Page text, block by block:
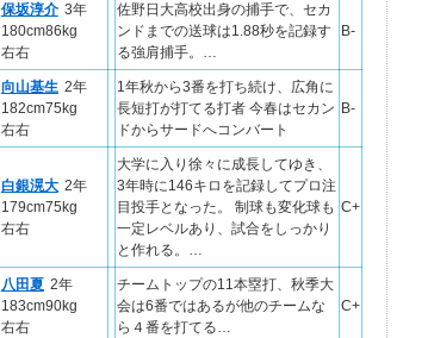
保坂淳介 3年
180cm86kg
右右
佐野日大高校出身の捕手で、セカ
ンドまでの送球は1.88秒を記録す
る強肩捕手。…
B-
向山基生 2年
182cm75kg
右右
1年秋から3番を打ち続け、広角に
長短打が打てる打者 今春はセカン
ドからサードへコンバート
B-
白銀滉大 2年
179cm75kg
右右
大学に入り徐々に成長してゆき、
3年時に146キロを記録してプロ注
目投手となった。 制球も変化球も
一定レベルあり、試合をしっかり
と作れる。…
C+
八田夏 2年
183cm90kg
右右
チームトップの11本塁打、秋季大
会は6番ではあるが他のチームな
ら４番を打てる…
C+